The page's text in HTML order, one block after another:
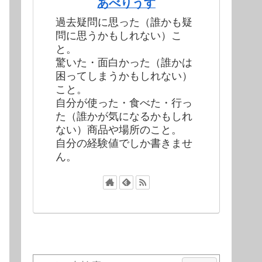
あべりうす
過去疑問に思った（誰かも疑
問に思うかもしれない）こ
と。
驚いた・面白かった（誰かは
困ってしまうかもしれない）
こと。
自分が使った・食べた・行っ
た（誰かが気になるかもしれ
ない）商品や場所のこと。
自分の経験値でしか書きませ
ん。